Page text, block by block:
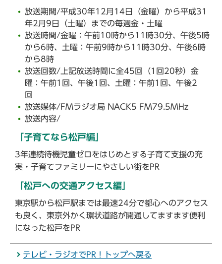
放送期間/平成30年12月14日（金曜）から平成31
年2月9日（土曜）までの毎週金・土曜
放送時間/金曜：午前10時から11時30分、午後5時
から6時、土曜：午前9時から11時30分、午後6時
から8時
放送回数/上記放送時間に全45回（1回20秒）金
曜：午前1回、午後1回、土曜：午前1回、午後2
回
放送媒体/FMラジオ局 NACK5 FM79.5MHz
放送内容/
「子育てなら松戸編」
3年連続待機児童ゼロをはじめとする子育て支援の充
実・子育てファミリーにやさしい街をPR
「松戸への交通アクセス編」
東京駅から松戸駅までは最速24分で都心へのアクセス
も良く、東京外かく環状道路が開通してますます便利
になった松戸をPR
テレビ・ラジオでPR！トップへ戻る